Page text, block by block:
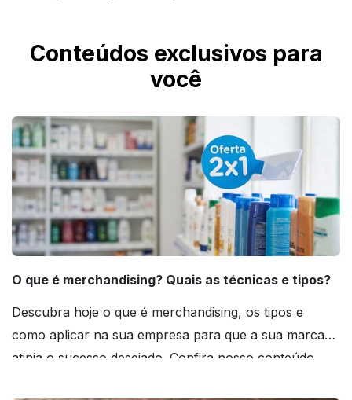
Conteúdos exclusivos para
você
O que é merchandising? Quais as técnicas e tipos?
Descubra hoje o que é merchandising, os tipos e
como aplicar na sua empresa para que a sua marca
atinja o sucesso desejado. Confira nosso conteúdo